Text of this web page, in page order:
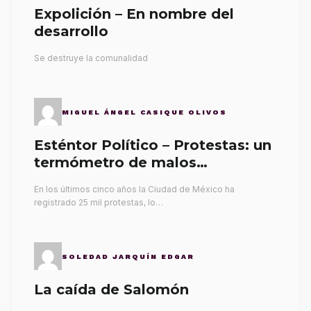
Expolición – En nombre del
desarrollo
Se destruye la comunalidad
MIGUEL ÁNGEL CASIQUE OLIVOS
Esténtor Político – Protestas: un
termómetro de malos
En los últimos cinco años la Ciudad de México ha
registrado 25 mil protestas, lo…
SOLEDAD JARQUÍN EDGAR
La caída de Salomón